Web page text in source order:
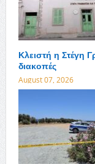
Κλειστή η Στέγη
διακοπές
August 07, 2026